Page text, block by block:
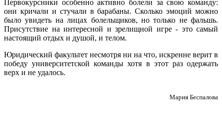
Первокурсники особенно активно болели за свою команду:
они кричали и стучали в барабаны. Сколько эмоций можно
было увидеть на лицах болельщиков, но только не фальшь.
Присутствие на интересной и зрелищной игре - это самый
настоящий отдых и душой, и телом.
Юридический факультет несмотря ни на что, искренне верит в
победу университетской команды хотя в этот раз одержать
верх и не удалось.
Мария Беспалова